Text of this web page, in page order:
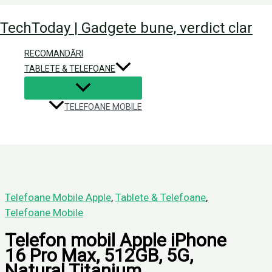
to
TechToday | Gadgete bune, verdict clar
RECOMANDĂRI
TABLETE & TELEFOANE
TELEFOANE MOBILE
Telefon mobil Apple iPhone 16
Titanium
Leave a Comment / By
Produse Telefon mobil Apple iPhone 16 Pro
Telefoane Mobile Apple, Tablete & Telefoane,
Telefoane Mobile
Telefon mobil Apple iPhone
16 Pro Max, 512GB, 5G,